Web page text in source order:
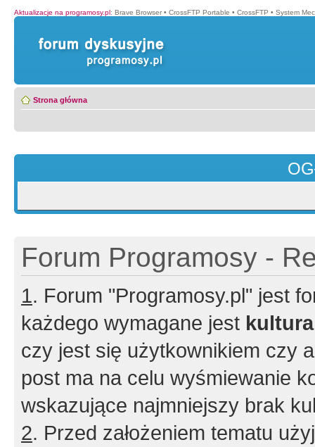
Aktualizacje na programosy.pl: Brave Browser • CrossFTP Portable • CrossFTP • System
Strona główna
Forum Programosy -
1. Forum "Programosy.pl" jest
każdego wymagane jest
czy jest się użytkownikiem czy
post ma na celu wyśmiewanie
wskazujące najmniejszy brak
2. Przed założeniem tematu